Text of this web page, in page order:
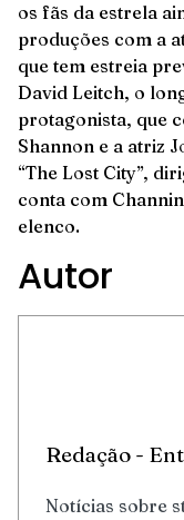
os fãs da estrela
produções com a
que tem estreia
David Leitch, o
protagonista, que
Shannon e a atriz
“The Lost City”,
conta com
elenco.
Autor
Redação -
Notícias sobre